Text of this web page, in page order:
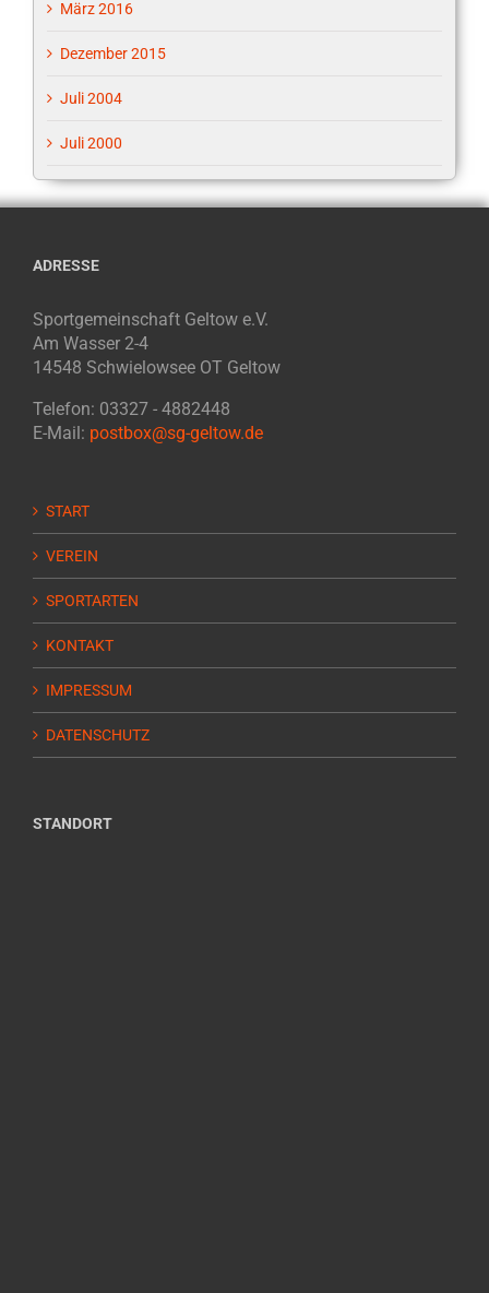
März 2016
Dezember 2015
Juli 2004
Juli 2000
ADRESSE
Sportgemeinschaft Geltow e.V.
Am Wasser 2-4
14548 Schwielowsee OT Geltow
Telefon: 03327 - 4882448
E-Mail: postbox@sg-geltow.de
START
VEREIN
SPORTARTEN
KONTAKT
IMPRESSUM
DATENSCHUTZ
STANDORT